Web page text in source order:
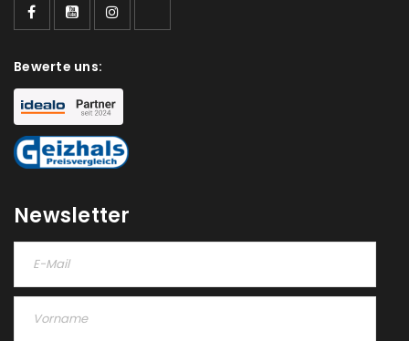
Ein Link zum Erstellen eines neuen Passworts wird an
deine E-Mail-Adresse gesendet.
NEWSLETTER ABONNIEREN
Please select all the ways you would like to hear from
us
Ich stimme zu
REGISTRIEREN
Bewerte uns:
Newsletter